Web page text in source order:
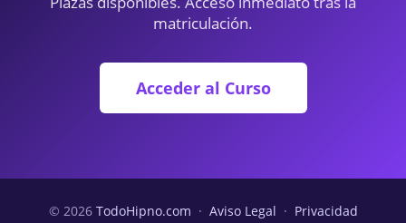
matriculación.
Acceder al Curso
© 2026 TodoHipno.com · Aviso Legal · Privacidad